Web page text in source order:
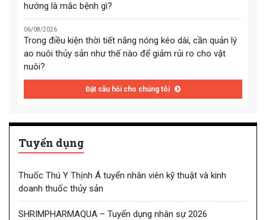
hướng là mắc bệnh gì?
06/08/2026
Trong điều kiện thời tiết nắng nóng kéo dài, cần quản lý
ao nuôi thủy sản như thế nào để giảm rủi ro cho vật
nuôi?
Đặt câu hỏi cho chúng tôi
Tuyển dụng
Thuốc Thú Y Thịnh Á tuyển nhân viên kỹ thuật và kinh
doanh thuốc thủy sản
SHRIMPHARMAQUA – Tuyển dụng nhân sự 2026